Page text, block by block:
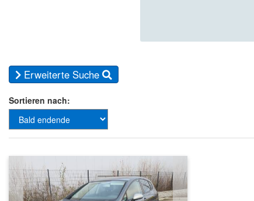
Erweiterte Suche
Sortieren nach: